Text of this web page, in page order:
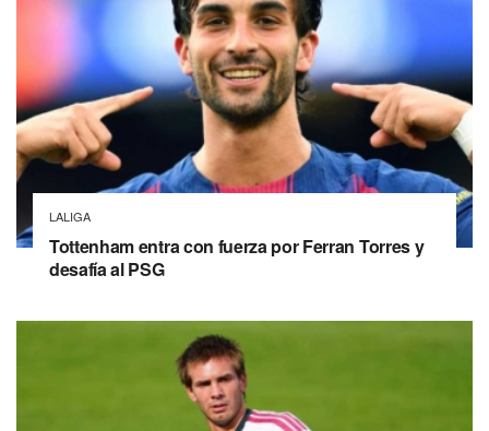
LALIGA
Tottenham entra con fuerza por Ferran Torres y
desafía al PSG